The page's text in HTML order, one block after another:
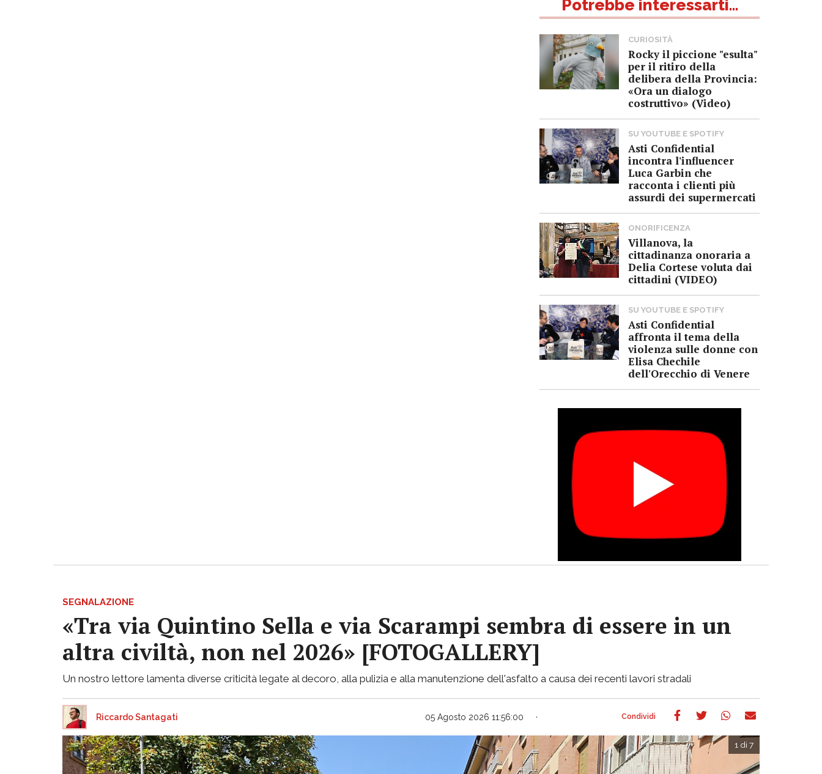
Potrebbe interessarti...
CURIOSITÀ
Rocky il piccione "esulta"
per il ritiro della
delibera della Provincia:
«Ora un dialogo
costruttivo» (Video)
SU YOUTUBE E SPOTIFY
Asti Confidential
incontra l'influencer
Luca Garbin che
racconta i clienti più
assurdi dei supermercati
ONORIFICENZA
Villanova, la
cittadinanza onoraria a
Delia Cortese voluta dai
cittadini (VIDEO)
SU YOUTUBE E SPOTIFY
Asti Confidential
affronta il tema della
violenza sulle donne con
Elisa Chechile
dell'Orecchio di Venere
SEGNALAZIONE
«Tra via Quintino Sella e via Scarampi sembra di essere in un
altra civiltà, non nel 2026» [FOTOGALLERY]
Un nostro lettore lamenta diverse criticità legate al decoro, alla pulizia e alla manutenzione dell'asfalto a causa dei recenti lavori stradali
Riccardo Santagati 05 Agosto 2026 11:56:00
1 di 7